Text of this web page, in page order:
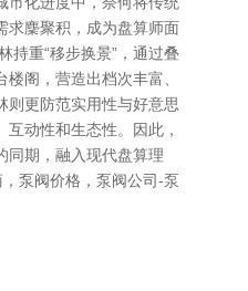
求麇聚积，成为盘算师面
持重“移步换景”，通过叠
阁，营造出档次丰富、
则更防范实用性与好意思
动性和生态性。因此，
同期，融入现代盘算理
泵阀价格，泵阀公司-泵